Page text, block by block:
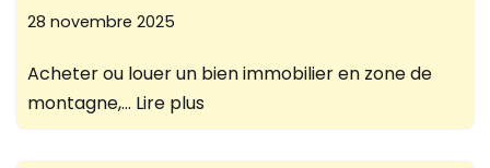
28 novembre 2025
Acheter ou louer un bien immobilier en zone de
montagne,… Lire plus